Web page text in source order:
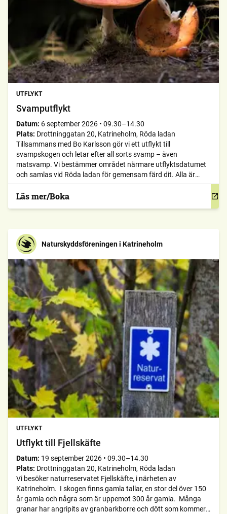
UTFLYKT
Svamputflykt
Datum: 6 september 2026 • 09.30–14.30
Plats: Drottninggatan 20, Katrineholm, Röda ladan
Tillsammans med Bo Karlsson gör vi ett utflykt till
svampskogen och letar efter all sorts svamp – även
matsvamp. Vi bestämmer området närmare utflyktsdatumet
och samlas vid Röda ladan för gemensam färd dit. Alla är
välkomna, både medlemmar och icke-medlemmar. Ta gärna
med matsäck/fika. Datum: söndag 6 september 2026Tid:
Läs mer/Boka
Naturskyddsföreningen i Katrineholm
UTFLYKT
Utflykt till Fjellskäfte
Datum: 19 september 2026 • 09.30–14.30
Plats: Drottninggatan 20, Katrineholm, Röda ladan
Vi besöker naturreservatet Fjellskäfte, i närheten av
Katrineholm. I skogen finns gamla tallar, en stor del över 150
år gamla och några som är uppemot 300 år gamla. Många
granar har angripits av granbarkborre och dött som kommer